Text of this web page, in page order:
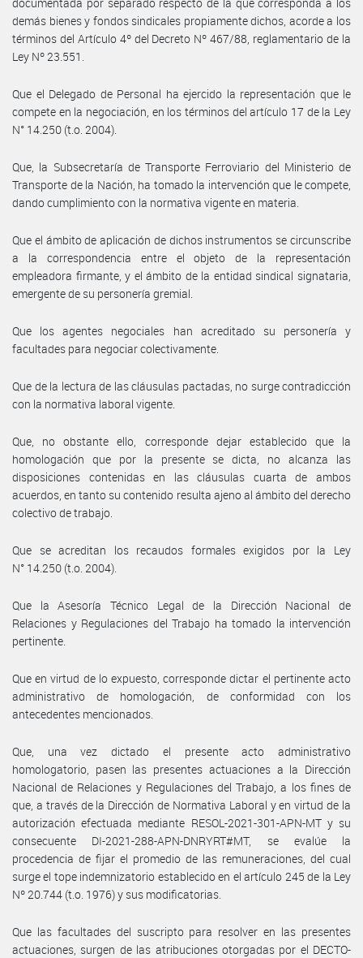
demás bienes y fondos sindicales propiamente dichos, acorde a los
términos del Artículo 4º del Decreto Nº 467/88, reglamentario de la
Ley Nº 23.551.
Que el Delegado de Personal ha ejercido la representación que le
compete en la negociación, en los términos del artículo 17 de la Ley
N° 14.250 (t.o. 2004).
Que, la Subsecretaría de Transporte Ferroviario del Ministerio de
Transporte de la Nación, ha tomado la intervención que le compete,
dando cumplimiento con la normativa vigente en materia.
Que el ámbito de aplicación de dichos instrumentos se circunscribe
a la correspondencia entre el objeto de la representación
empleadora firmante, y el ámbito de la entidad sindical signataria,
emergente de su personería gremial.
Que los agentes negociales han acreditado su personería y
facultades para negociar colectivamente.
Que de la lectura de las cláusulas pactadas, no surge contradicción
con la normativa laboral vigente.
Que, no obstante ello, corresponde dejar establecido que la
homologación que por la presente se dicta, no alcanza las
disposiciones contenidas en las cláusulas cuarta de ambos
acuerdos, en tanto su contenido resulta ajeno al ámbito del derecho
colectivo de trabajo.
Que se acreditan los recaudos formales exigidos por la Ley
N° 14.250 (t.o. 2004).
Que la Asesoría Técnico Legal de la Dirección Nacional de
Relaciones y Regulaciones del Trabajo ha tomado la intervención
pertinente.
Que en virtud de lo expuesto, corresponde dictar el pertinente acto
administrativo de homologación, de conformidad con los
antecedentes mencionados.
Que, una vez dictado el presente acto administrativo
homologatorio, pasen las presentes actuaciones a la Dirección
Nacional de Relaciones y Regulaciones del Trabajo, a los fines de
que, a través de la Dirección de Normativa Laboral y en virtud de la
autorización efectuada mediante RESOL-2021-301-APN-MT y su
consecuente DI-2021-288-APN-DNRYRT#MT, se evalúe la
procedencia de fijar el promedio de las remuneraciones, del cual
surge el tope indemnizatorio establecido en el artículo 245 de la Ley
Nº 20.744 (t.o. 1976) y sus modificatorias.
Que las facultades del suscripto para resolver en las presentes
actuaciones, surgen de las atribuciones otorgadas por el DECTO-